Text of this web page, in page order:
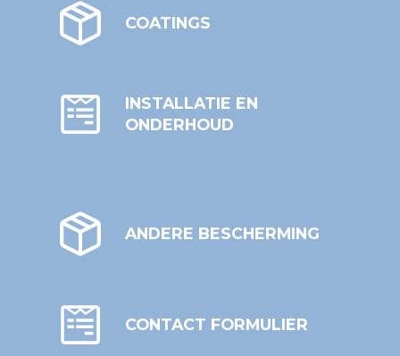
COATINGS
INSTALLATIE EN
ONDERHOUD
ANDERE BESCHERMING
CONTACT FORMULIER